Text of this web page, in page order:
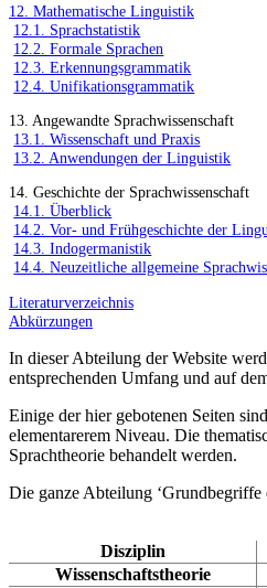
12. Mathematische Linguistik
12.1. Sprachstatistik
12.2. Formale Sprachen
12.3. Erkennungsgrammatik
12.4. Unifikationsgrammatik
13. Angewandte Sprachwissenschaft
13.1. Wissenschaft und Praxis
13.2. Anwendungen der Linguistik
14. Geschichte der Sprachwissenschaft
14.1. Überblick
14.2. Vor- und Frühgeschichte der
14.3. Indogermanistik
14.4. Neuzeitliche allgemeine
Literaturverzeichnis
Abkürzungen
In dieser Abteilung der Website
entsprechenden Umfang und auf
Einige der hier gebotenen Seiten
elementarerem Niveau. Die
Sprachtheorie behandelt werden.
Die ganze Abteilung
Disziplin
Wissenschaftstheorie